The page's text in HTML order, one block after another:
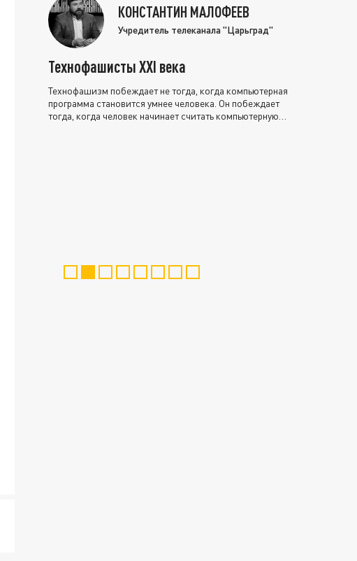
КОНСТАНТИН МАЛОФЕЕВ
Учредитель телеканала "Царьград"
Технофашисты XXI века
Технофашизм побеждает не тогда, когда компьютерная
программа становится умнее человека. Он побеждает
тогда, когда человек начинает считать компьютерную